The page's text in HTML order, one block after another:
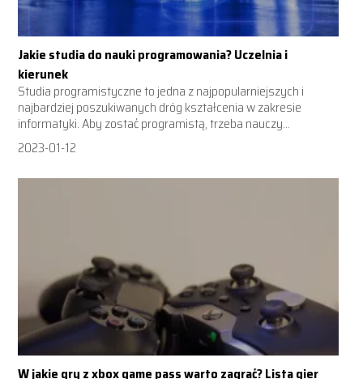
Jakie studia do nauki programowania? Uczelnia i
kierunek
Studia programistyczne to jedna z najpopularniejszych i
najbardziej poszukiwanych dróg kształcenia w zakresie
informatyki. Aby zostać programistą, trzeba nauczy...
2023-01-12
W jakie gry z xbox game pass warto zagrać? Lista gier